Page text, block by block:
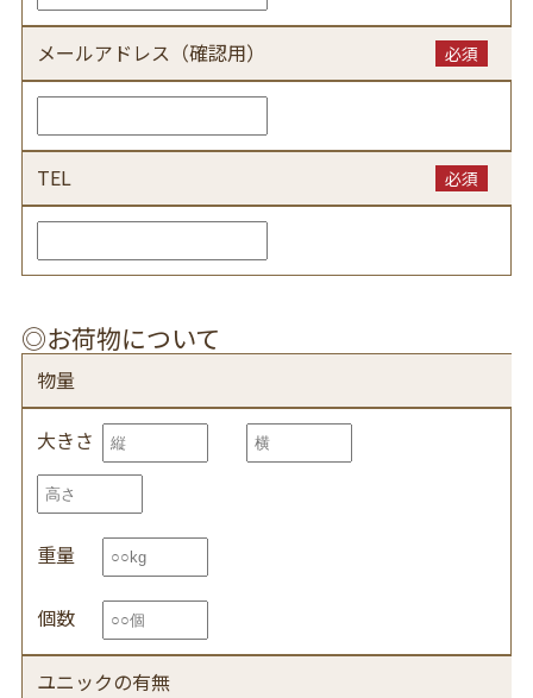
メールアドレス（確認用） 必須
TEL 必須
◎お荷物について
物量
大きさ
重量
個数
ユニックの有無